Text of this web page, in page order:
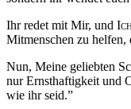
Ihr redet mit Mir, und
Mitmenschen zu helfen,
Nun, Meine geliebten
nur Ernsthaftigkeit und
wie ihr seid.”